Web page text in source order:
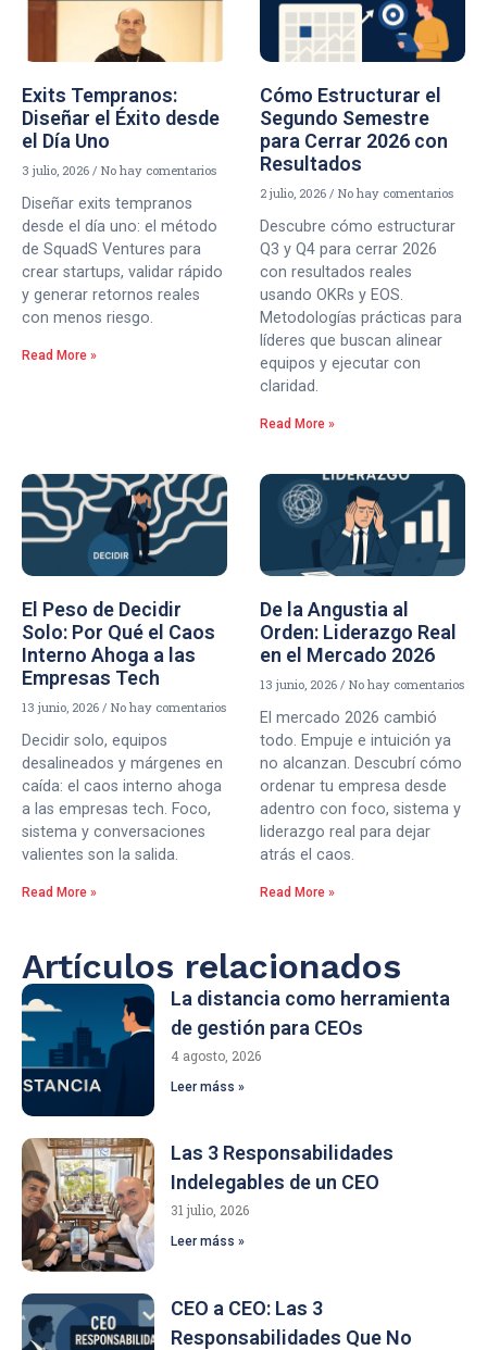
Exits Tempranos:
Diseñar el Éxito desde
el Día Uno
3 julio, 2026 No hay comentarios
Diseñar exits tempranos
desde el día uno: el método
de SquadS Ventures para
crear startups, validar rápido
y generar retornos reales
con menos riesgo.
Read More »
Cómo Estructurar el
Segundo Semestre
para Cerrar 2026 con
Resultados
2 julio, 2026 No hay comentarios
Descubre cómo estructurar
Q3 y Q4 para cerrar 2026
con resultados reales
usando OKRs y EOS.
Metodologías prácticas para
líderes que buscan alinear
equipos y ejecutar con
claridad.
Read More »
El Peso de Decidir
Solo: Por Qué el Caos
Interno Ahoga a las
Empresas Tech
13 junio, 2026 No hay comentarios
Decidir solo, equipos
desalineados y márgenes en
caída: el caos interno ahoga
a las empresas tech. Foco,
sistema y conversaciones
valientes son la salida.
Read More »
De la Angustia al
Orden: Liderazgo Real
en el Mercado 2026
13 junio, 2026 No hay comentarios
El mercado 2026 cambió
todo. Empuje e intuición ya
no alcanzan. Descubrí cómo
ordenar tu empresa desde
adentro con foco, sistema y
liderazgo real para dejar
atrás el caos.
Read More »
Artículos relacionados
La distancia como herramienta
de gestión para CEOs
4 agosto, 2026
Leer máss »
Las 3 Responsabilidades
Indelegables de un CEO
31 julio, 2026
Leer máss »
CEO a CEO: Las 3
Responsabilidades Que No